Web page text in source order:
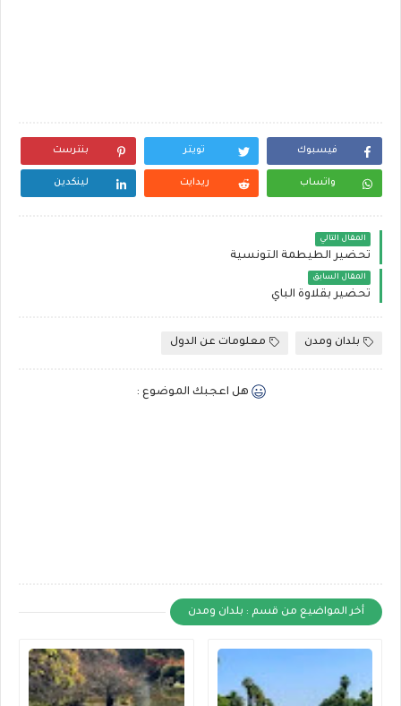
فيسبوك تويتر بنترست
واتساب ريدايت لينكدين
المقال التالي
تحضير الطيطمة التونسية
المقال السابق
تحضير بقلاوة الباي
بلدان ومدن معلومات عن الدول
هل اعجبك الموضوع :
أخر المواضيع من قسم : بلدان ومدن